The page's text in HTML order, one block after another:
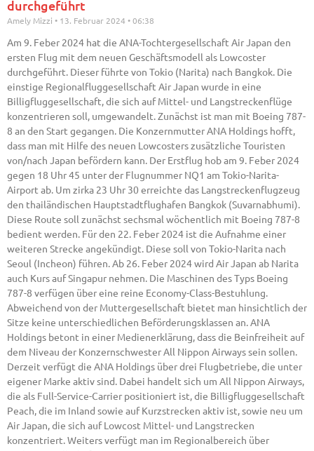
durchgeführt
Amely Mizzi 13. Februar 2024 06:38
Am 9. Feber 2024 hat die ANA-Tochtergesellschaft Air Japan den
ersten Flug mit dem neuen Geschäftsmodell als Lowcoster
durchgeführt. Dieser führte von Tokio (Narita) nach Bangkok. Die
einstige Regionalfluggesellschaft Air Japan wurde in eine
Billigfluggesellschaft, die sich auf Mittel- und Langstreckenflüge
konzentrieren soll, umgewandelt. Zunächst ist man mit Boeing 787-
8 an den Start gegangen. Die Konzernmutter ANA Holdings hofft,
dass man mit Hilfe des neuen Lowcosters zusätzliche Touristen
von/nach Japan befördern kann. Der Erstflug hob am 9. Feber 2024
gegen 18 Uhr 45 unter der Flugnummer NQ1 am Tokio-Narita-
Airport ab. Um zirka 23 Uhr 30 erreichte das Langstreckenflugzeug
den thailändischen Hauptstadtflughafen Bangkok (Suvarnabhumi).
Diese Route soll zunächst sechsmal wöchentlich mit Boeing 787-8
bedient werden. Für den 22. Feber 2024 ist die Aufnahme einer
weiteren Strecke angekündigt. Diese soll von Tokio-Narita nach
Seoul (Incheon) führen. Ab 26. Feber 2024 wird Air Japan ab Narita
auch Kurs auf Singapur nehmen. Die Maschinen des Typs Boeing
787-8 verfügen über eine reine Economy-Class-Bestuhlung.
Abweichend von der Muttergesellschaft bietet man hinsichtlich der
Sitze keine unterschiedlichen Beförderungsklassen an. ANA
Holdings betont in einer Medienerklärung, dass die Beinfreiheit auf
dem Niveau der Konzernschwester All Nippon Airways sein sollen.
Derzeit verfügt die ANA Holdings über drei Flugbetriebe, die unter
eigener Marke aktiv sind. Dabei handelt sich um All Nippon Airways,
die als Full-Service-Carrier positioniert ist, die Billigfluggesellschaft
Peach, die im Inland sowie auf Kurzstrecken aktiv ist, sowie neu um
Air Japan, die sich auf Lowcost Mittel- und Langstrecken
konzentriert. Weiters verfügt man im Regionalbereich über